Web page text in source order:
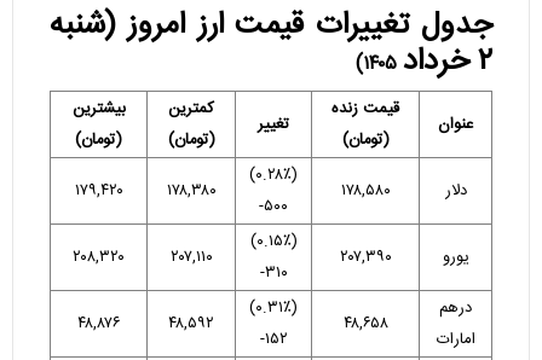
جدول تغییرات قیمت ارز امروز (شنبه
۲ خرداد
عنوان
قیمت زنده
(تومان)
تغییر
کمترین
(تومان)
بیشترین
(تومان)
دلار
۱۷۸,۵۸۰
(۰.۲۸٪)
۵۰۰-
۱۷۸,۳۸۰ ۱۷۹,۴۲۰
یورو ۲۰۷,۳۹۰
(۰.۱۵٪)
۳۱۰-
۲۰۷,۱۱۰
۲۰۸,۳۲۰
درهم
امارات
۴۸,۶۵۸
(۰.۳۱٪)
۱۵۲-
۴۸,۵۹۲
۴۸,۸۷۶